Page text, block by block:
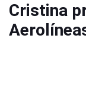
Cristina